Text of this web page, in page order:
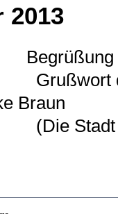
2013
und
die
Braun